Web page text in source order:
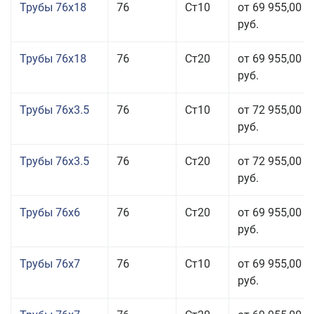
Трубы 76x18 76 Ст10
от 69 955,00
руб.
Трубы 76x18 76 Ст20
от 69 955,00
руб.
Трубы 76x3.5 76 Ст10
от 72 955,00
руб.
Трубы 76x3.5 76 Ст20
от 72 955,00
руб.
Трубы 76x6 76 Ст20
от 69 955,00
руб.
Трубы 76x7 76 Ст10
от 69 955,00
руб.